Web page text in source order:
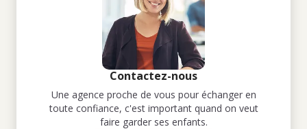
Contactez-nous
Une agence proche de vous pour échanger en
toute confiance, c'est important quand on veut
faire garder ses enfants.